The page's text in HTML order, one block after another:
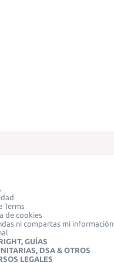
Terms
de cookies
ni compartas mi información
GUÍAS
DSA & OTROS
LEGALES